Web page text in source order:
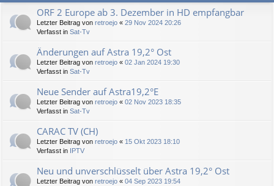
ORF 2 Europe ab 3. Dezember in HD empfangbar
Letzter Beitrag von retroejo « 29 Nov 2024 20:26
Verfasst in Sat-Tv
Änderungen auf Astra 19,2° Ost
Letzter Beitrag von retroejo « 02 Jan 2024 19:30
Verfasst in Sat-Tv
Neue Sender auf Astra19,2°E
Letzter Beitrag von retroejo « 02 Nov 2023 18:35
Verfasst in Sat-Tv
CARAC TV (CH)
Letzter Beitrag von retroejo « 15 Okt 2023 18:10
Verfasst in
IPTV
Neu und unverschlüsselt über Astra 19,2° Ost
Letzter Beitrag von retroejo « 04 Sep 2023 19:54